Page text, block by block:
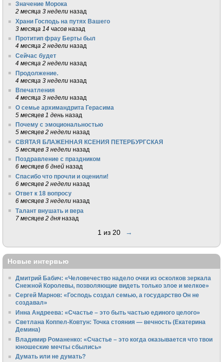
Значение Морока
2 месяца 3 недели назад
Храни Господь на путях Вашего
3 месяца 14 часов назад
Протитип фрау Берты был
4 месяца 2 недели назад
Сейчас будет
4 месяца 2 недели назад
Продолжение.
4 месяца 3 недели назад
Впечатления
4 месяца 3 недели назад
О семье архимандрита Герасима
5 месяцев 1 день назад
Почему с эмоциональностью
5 месяцев 2 недели назад
СВЯТАЯ БЛАЖЕННАЯ КСЕНИЯ ПЕТЕРБУРГСКАЯ
5 месяцев 3 недели назад
Поздравление с праздником
6 месяцев 6 дней назад
Спасибо что прочли и оценили!
6 месяцев 2 недели назад
Ответ к 18 вопросу
6 месяцев 3 недели назад
Талант внушать и вера
7 месяцев 2 дня назад
1 из 20 →
Новые интервью
Дмитрий Бабич: «Человечество надело очки из осколков зеркала
Снежной Королевы, позволяющие видеть только злое и мелкое»
Сергей Марнов: «Господь создал семью, а государство Он не
создавал»
Инна Андреева: «Счастье – это быть частью единого целого»
Светлана Коппел-Ковтун: Точка стояния — вечность (Екатерина
Демина)
Владимир Романенко: «Счастье – это когда оказывается что твои
юношеские мечты сбылись»
Думать или не думать?